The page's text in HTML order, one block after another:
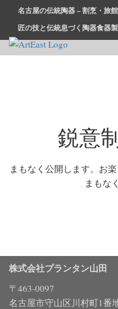
名古屋の伝統陶器 – 割烹・旅
匠の技と伝統息づく陶器食器
鋭意
まもなく公開します。お
まもな
株式会社プランタン山田
〒463-0097
名古屋市守山区川村町1番